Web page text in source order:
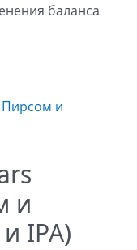
баланса
и
IPA)